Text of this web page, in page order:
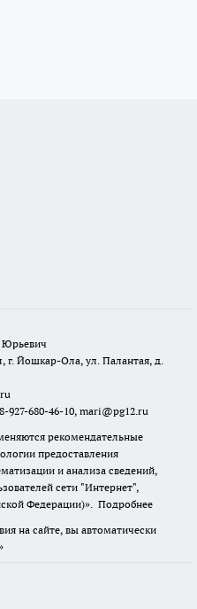
Юрьевич
г. Йошкар-Ола, ул. Палантая, д.
927-680-46-10, mari@pg12.ru
рекомендательные
предоставления
и анализа сведений,
сети "Интернет",
Федерации)». Подробнее
на сайте, вы автоматически